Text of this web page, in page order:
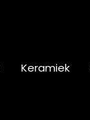
Keramiek